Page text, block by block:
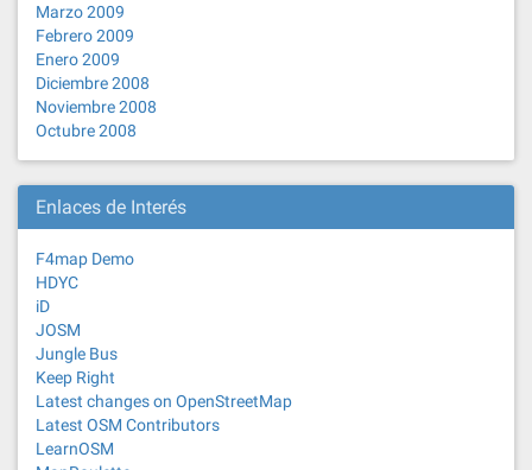
Marzo 2009
Febrero 2009
Enero 2009
Diciembre 2008
Noviembre 2008
Octubre 2008
Enlaces de Interés
F4map Demo
HDYC
iD
JOSM
Jungle Bus
Keep Right
Latest changes on OpenStreetMap
Latest OSM Contributors
LearnOSM